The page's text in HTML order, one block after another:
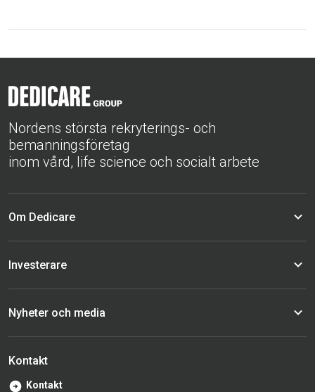
Nordens största rekryterings- och
bemanningsföretag
inom vård, life science och socialt arbete
Om Dedicare
Investerare
Nyheter och media
Kontakt
Kontakt